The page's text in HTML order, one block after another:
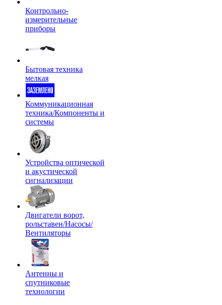
Контрольно-
измерительные
приборы
Бытовая техника
мелкая
Коммуникационная
техника/Компоненты и
системы
Устройства оптической
и акустической
сигнализации
Двигатели ворот,
рольставен/Насосы/
Вентиляторы
Антенны и
спутниковые
технологии